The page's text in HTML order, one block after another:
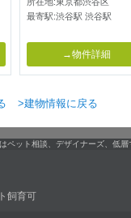
最寄駅:渋谷駅 渋谷駅
→物件詳細
>建物情報に戻る
ット相談、デザイナーズ、低層
飼育可